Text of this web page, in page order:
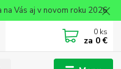
Vás aj v novom roku 2026
0 ks
za 0 €